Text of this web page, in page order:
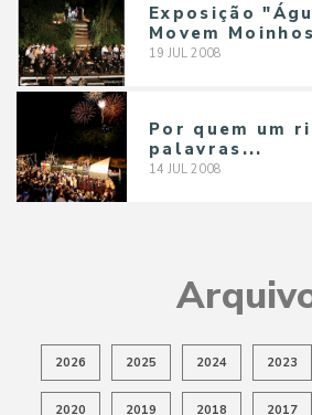
Exposição
Movem
19 JUL 2008
Por quem um
palavras...
14 JUL 2008
2026 2025 2024 2023
2020 2019 2018 2017